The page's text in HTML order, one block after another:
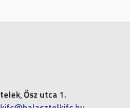
Ősz utca 1.